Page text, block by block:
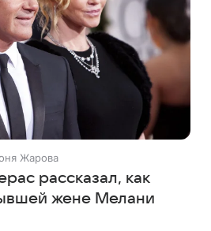
Жарова
рассказал, как
жене Мелани